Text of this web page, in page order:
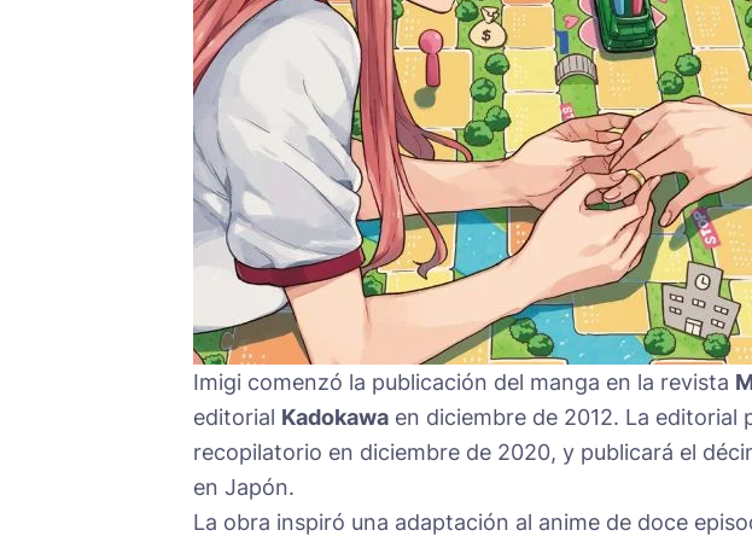
Imigi comenzó la publicación del manga en la revista
editorial Kadokawa en diciembre de 2012. La
recopilatorio en diciembre de 2020, y publicará el
en Japón.
La obra inspiró una adaptación al anime de doce